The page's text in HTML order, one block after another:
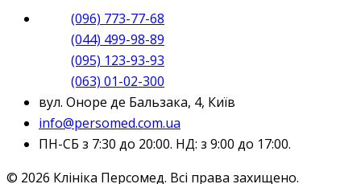
(096) 773-77-68
(044) 499-98-89
(095) 123-93-93
(063) 01-02-300
вул. Оноре де Бальзака, 4, Київ
info@persomed.com.ua
ПН-СБ з 7:30 до 20:00. НД: з 9:00 до 17:00.
© 2026 Клініка Персомед. Всі права захищено.